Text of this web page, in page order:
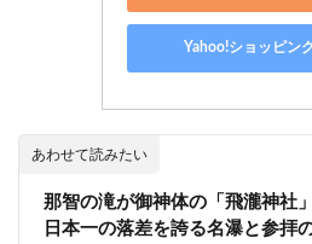
Yahoo!ショッピン
あわせて読みたい
那智の滝が御神体の「飛瀧神社」
日本一の落差を誇る名瀑と参拝